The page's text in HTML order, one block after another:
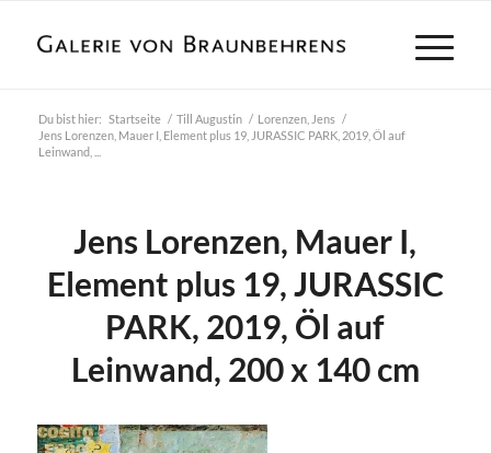
Du bist hier: Startseite / Till Augustin / Lorenzen, Jens /
Jens Lorenzen, Mauer I, Element plus 19, JURASSIC PARK, 2019, Öl auf
Leinwand, ...
Jens Lorenzen, Mauer I,
Element plus 19, JURASSIC
PARK, 2019, Öl auf
Leinwand, 200 x 140 cm